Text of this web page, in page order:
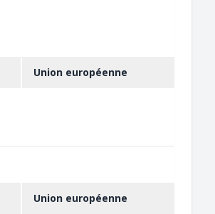
Union européenne
Union européenne